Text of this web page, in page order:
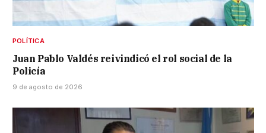
POLÍTICA
Juan Pablo Valdés reivindicó el rol social de la
Policía
9 de agosto de 2026